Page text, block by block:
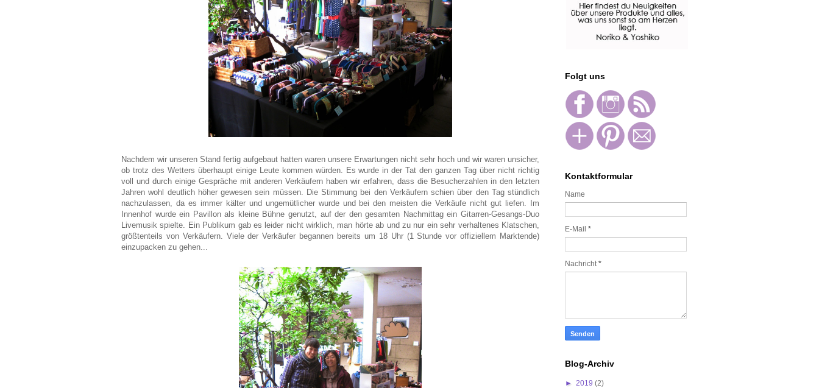
Nachdem wir unseren Stand fertig aufgebaut hatten waren unsere Erwartungen nicht sehr hoch und wir waren unsicher,
ob trotz des Wetters überhaupt einige Leute kommen würden. Es wurde in der Tat den ganzen Tag über nicht richtig
voll und durch einige Gespräche mit anderen Verkäufern haben wir erfahren, dass die Besucherzahlen in den letzten
Jahren wohl deutlich höher gewesen sein müssen. Die Stimmung bei den Verkäufern schien über den Tag stündlich
nachzulassen, da es immer kälter und ungemütlicher wurde und bei den meisten die Verkäufe nicht gut liefen. Im
Innenhof wurde ein Pavillon als kleine Bühne genutzt, auf der den gesamten Nachmittag ein Gitarren-Gesangs-Duo
Livemusik spielte. Ein Publikum gab es leider nicht wirklich, man hörte ab und zu nur ein sehr verhaltenes Klatschen,
größtenteils von Verkäufern. Viele der Verkäufer begannen bereits um 18 Uhr (1 Stunde vor offiziellem Marktende)
einzupacken zu gehen...
Folgt uns
Kontaktformular
Name
E-Mail *
Nachricht *
Blog-Archiv
► 2019 (2)